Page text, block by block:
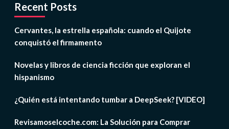
Recent Posts
Cervantes, la estrella española: cuando el Quijote
conquistó el firmamento
Novelas y libros de ciencia ficción que exploran el
hispanismo
¿Quién está intentando tumbar a DeepSeek? [VIDEO]
Revisamoselcoche.com: La Solución para Comprar